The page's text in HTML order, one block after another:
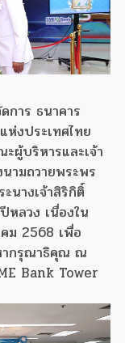
การ ธนาคาร
งประเทศไทย
ผู้บริหารและเจ้า
ามถวายพระพร
นางเจ้าสิริกิติ์
ลวง เนื่องใน
ม 2568 เพื่อ
ากรุณาธิคุณ ณ
Bank Tower